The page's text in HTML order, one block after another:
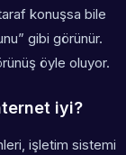
konuşsa bile
gibi görünür.
öyle oluyor.
iyi?
işletim sistemi